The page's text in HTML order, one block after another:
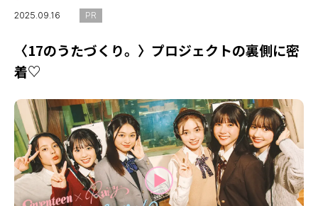
おでかけ
MODEL'S BLOG
TikTok
Instagram
YouTube
FORTUNE
ゲッターズ飯田
MISS SEVENTEEN
ミスセブンティーンニュース
MAGAZINE
2025.09.16 PR
〈17のうたづくり。〉プロジェクトの裏側に密
着♡